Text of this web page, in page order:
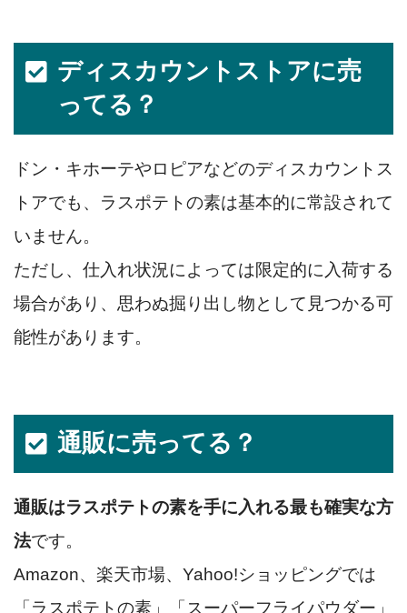
ディスカウントストアに売
ってる？
ドン・キホーテやロピアなどのディスカウントス
トアでも、ラスポテトの素は基本的に常設されて
いません。
ただし、仕入れ状況によっては限定的に入荷する
場合があり、思わぬ掘り出し物として見つかる可
能性があります。
通販に売ってる？
通販はラスポテトの素を手に入れる最も確実な方
法です。
Amazon、楽天市場、Yahoo!ショッピングでは
「ラスポテトの素」「スーパーフライパウダー」